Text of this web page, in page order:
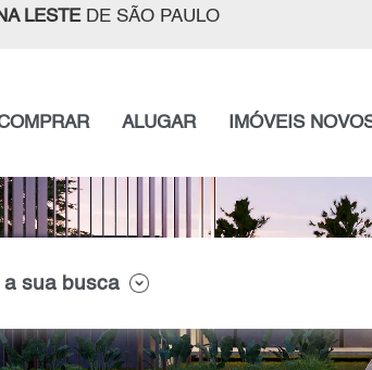
LESTEDE SÃO PAULO
ALUGAR IMÓVEIS
a sua busca